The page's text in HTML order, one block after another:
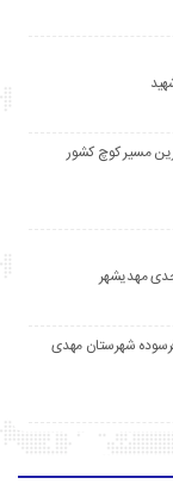
مسیر کوچ کشور
فرسوده شهرستان مهدی